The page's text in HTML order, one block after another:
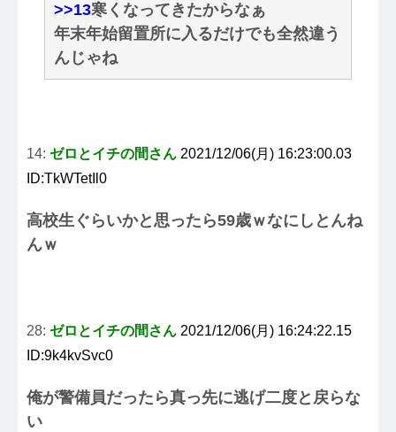
>>13寒くなってきたからなぁ
年末年始留置所に入るだけでも全然違う
んじゃね
14: ゼロとイチの間さん 2021/12/06(月) 16:23:00.03
ID:TkWTetIl0
高校生ぐらいかと思ったら59歳ｗなにしとんね
んｗ
28: ゼロとイチの間さん 2021/12/06(月) 16:24:22.15
ID:9k4kvSvc0
俺が警備員だったら真っ先に逃げ二度と戻らな
い